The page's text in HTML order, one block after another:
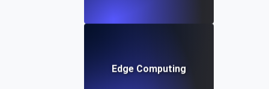
Edge Computing